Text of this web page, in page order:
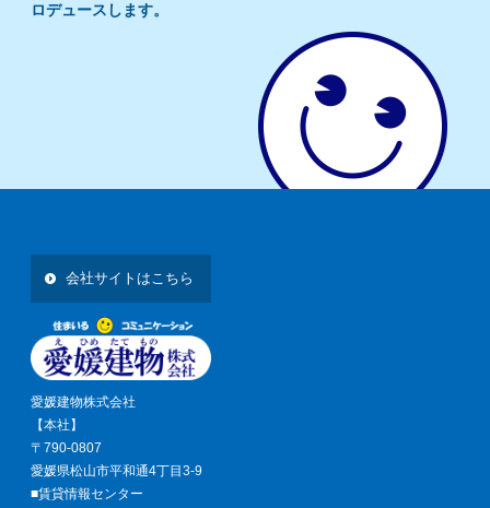
ロデュースします。
会社サイトはこちら
愛媛建物株式会社
【本社】
〒790-0807
愛媛県松山市平和通4丁目3-9
■賃貸情報センター